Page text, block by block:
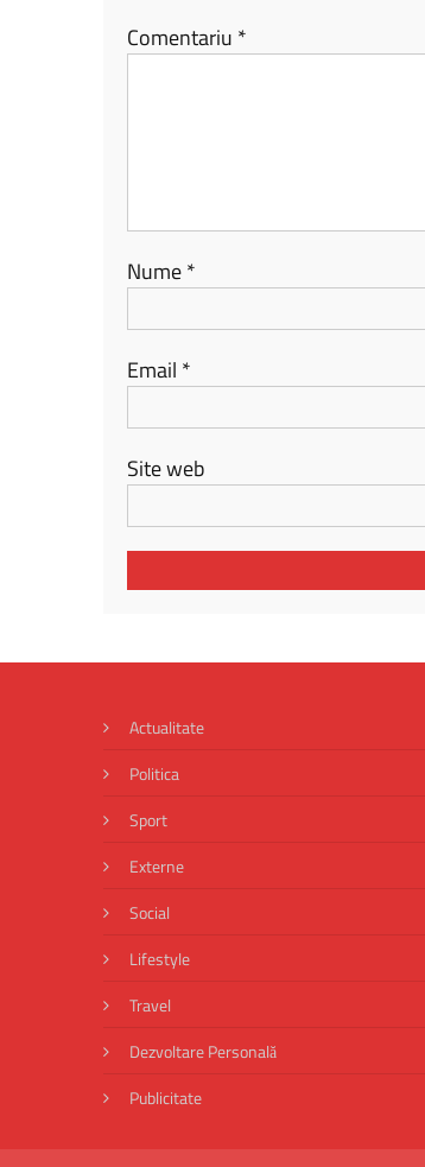
Comentariu *
Nume*
Email *
Site web
Actualitate
Politica
Sport
Externe
Social
Lifestyle
Travel
Dezvoltare Personală
Publicitate